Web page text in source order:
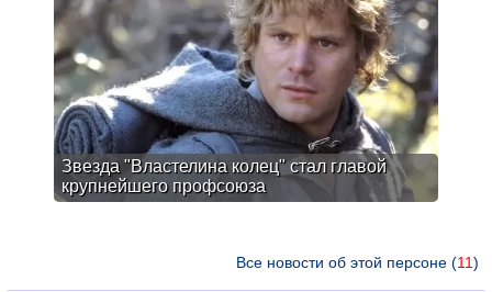
Звезда "Властелина колец" стал главой
крупнейшего профсоюза
Все новости об этой персоне (11)